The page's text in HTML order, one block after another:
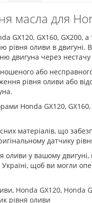
масла для
GX120, GX160, GX200,
рівня оливи в
двигуна через
або
рівня оливи або
Honda GX120,
матеріалів, що
датчику
оливи у вашому
щоб ви могли
, Honda GX120, Honda
рівня оливи